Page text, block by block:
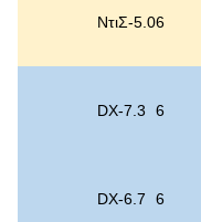
ΝτιΣ-5.06
DX-7.3 6
DX-6.7 6